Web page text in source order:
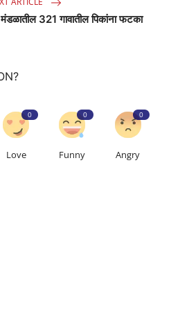
321 गावातील पिकांना फटका
0
Love
0
Funny
0
Angry